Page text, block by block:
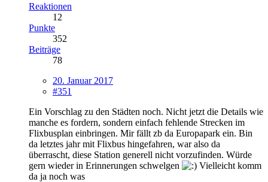
Reaktionen
12
Punkte
352
Beiträge
78
20. Januar 2017
#351
Ein Vorschlag zu den Städten noch. Nicht jetzt die Details wie
manche es fordern, sondern einfach fehlende Strecken im
Flixbusplan einbringen. Mir fällt zb da Europapark ein. Bin
da letztes jahr mit Flixbus hingefahren, war also da
überrascht, diese Station generell nicht vorzufinden. Würde
gern wieder in Erinnerungen schwelgen
Vielleicht komm
da ja noch was